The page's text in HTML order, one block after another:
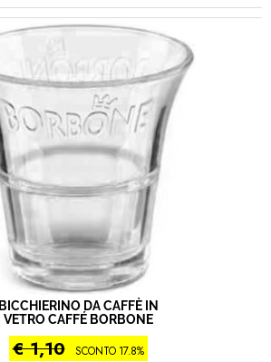
BICCHIERINO DA CAFFÈ IN
VETRO CAFFÉ BORBONE
€ 1,10 SCONTO 17.8%